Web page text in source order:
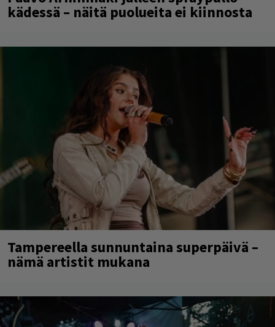
kädessä – näitä puolueita ei kiinnosta
Tampereella sunnuntaina superpäivä –
nämä artistit mukana